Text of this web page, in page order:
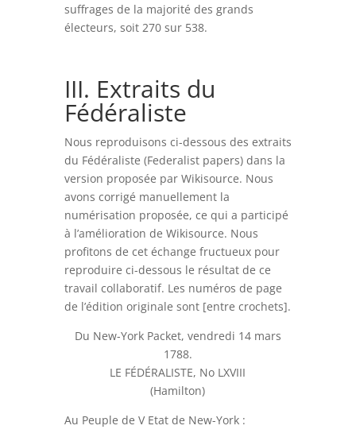
suffrages de la majorité des grands
électeurs, soit 270 sur 538.
III. Extraits du
Fédéraliste
Nous reproduisons ci-dessous des extraits
du Fédéraliste (Federalist papers) dans la
version proposée par Wikisource. Nous
avons corrigé manuellement la
numérisation proposée, ce qui a participé
à l’amélioration de Wikisource. Nous
profitons de cet échange fructueux pour
reproduire ci-dessous le résultat de ce
travail collaboratif. Les numéros de page
de l’édition originale sont [entre crochets].
Du New-York Packet, vendredi 14 mars
1788.
LE FÉDÉRALISTE, No LXVIII
(Hamilton)
Au Peuple de V Etat de New-York :